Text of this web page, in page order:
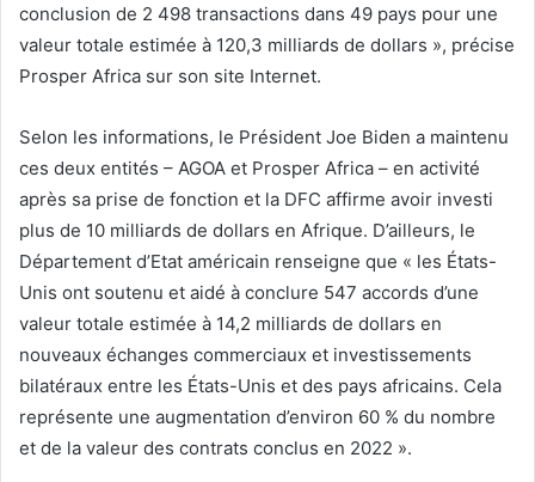
conclusion de 2 498 transactions dans 49 pays pour une
valeur totale estimée à 120,3 milliards de dollars », précise
Prosper Africa sur son site Internet.
Selon les informations, le Président Joe Biden a maintenu
ces deux entités – AGOA et Prosper Africa – en activité
après sa prise de fonction et la DFC affirme avoir investi
plus de 10 milliards de dollars en Afrique. D’ailleurs, le
Département d’Etat américain renseigne que « les États-
Unis ont soutenu et aidé à conclure 547 accords d’une
valeur totale estimée à 14,2 milliards de dollars en
nouveaux échanges commerciaux et investissements
bilatéraux entre les États-Unis et des pays africains. Cela
représente une augmentation d’environ 60 % du nombre
et de la valeur des contrats conclus en 2022 ».